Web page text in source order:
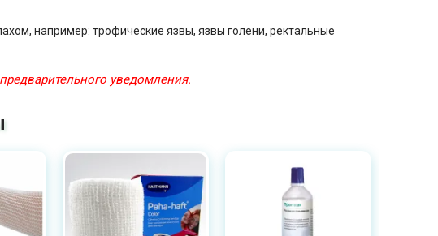
например: трофические язвы, язвы голени, ректальные
уведомления.